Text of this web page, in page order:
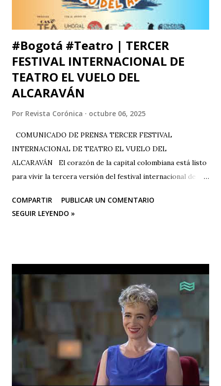
#Bogotá #Teatro | TERCER
FESTIVAL INTERNACIONAL DE
TEATRO EL VUELO DEL
ALCARAVÁN
Por Revista Corónica octubre 06, 2025
COMUNICADO DE PRENSA TERCER FESTIVAL
INTERNACIONAL DE TEATRO EL VUELO DEL
ALCARAVÁN El corazón de la capital colombiana está listo
para vivir la tercera versión del festival internacional de
de octubre del 2025 en el Corredor Cultural Del Centro
Comercial Los Ángeles, dónde actualmente se han
Galponcito De Umbral- Correo De Voz Teatro , Candela
Teatro y CASA TEA -Teatro Estudio Alcaraván- este último,
organizador del festival. Teatro Estudio Alcaraván, las
salas del corredor cultural, los grupos y artistas
participantes les hacen una cordial invitación al público
capitalino y a los espectadores del arte y la cultura en la
ciudad (y fuera de ella) para que asistan a la tercera versión
de este festival internacional de teatro que este año les ...
COMPARTIR
PUBLICAR UN COMENTARIO
SEGUIR LEYENDO »